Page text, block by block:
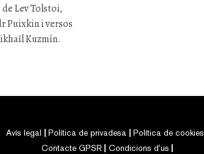
Lev Tolstoi,
Puixkin i versos
Kuzmín.
Avís legal Política de privadesa
Política de cookies
Contacte GPSR
Condicions d’us